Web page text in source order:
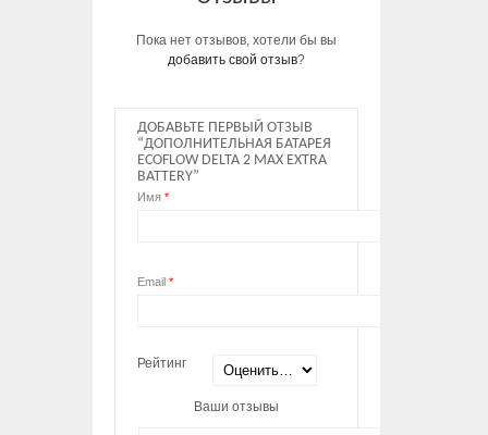
Пока нет отзывов, хотели бы вы
добавить свой отзыв?
ДОБАВЬТЕ ПЕРВЫЙ ОТЗЫВ
“ДОПОЛНИТЕЛЬНАЯ БАТАРЕЯ
ECOFLOW DELTA 2 MAX EXTRA
BATTERY”
Имя *
Email *
Рейтинг
Ваши отзывы